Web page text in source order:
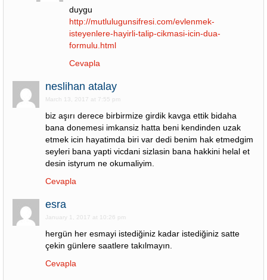
duygu
http://mutlulugunsifresi.com/evlenmek-
isteyenlere-hayirli-talip-cikmasi-icin-dua-
formulu.html
Cevapla
neslihan atalay
March 13, 2017 at 7:55 pm
biz aşırı derece birbirmize girdik kavga ettik bidaha
bana donemesi imkansiz hatta beni kendinden uzak
etmek icin hayatimda biri var dedi benim hak etmedgim
seyleri bana yapti vicdani sizlasin bana hakkini helal et
desin istyrum ne okumaliyim.
Cevapla
esra
January 1, 2017 at 10:26 pm
hergün her esmayi istediğiniz kadar istediğiniz satte
çekin günlere saatlere takılmayın.
Cevapla